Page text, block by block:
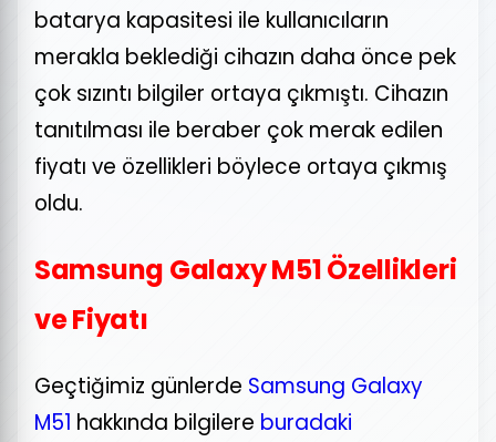
batarya kapasitesi ile kullanıcıların
merakla beklediği cihazın daha önce pek
çok sızıntı bilgiler ortaya çıkmıştı. Cihazın
tanıtılması ile beraber çok merak edilen
fiyatı ve özellikleri böylece ortaya çıkmış
oldu.
Samsung Galaxy M51 Özellikleri
ve Fiyatı
Geçtiğimiz günlerde Samsung Galaxy
M51 hakkında bilgilere buradaki